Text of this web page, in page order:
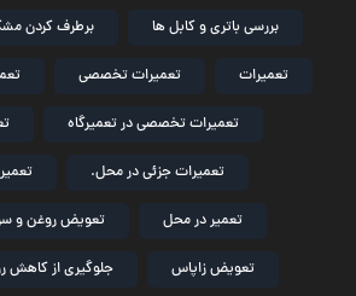
بررسی باتری و کابل ها برطرف کردن
تعمیرات تعمیرات تخصصی
تعمیرات تخصصی در تعمیرگاه
تعمیرات جزئی در محل.
تعمیر در محل تعویض روغن و
تعویض زاپاس جلوگیری از کاهش